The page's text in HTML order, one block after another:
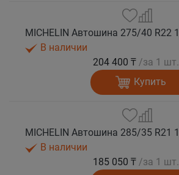
В наличии
204 400 ₸ /за 1 шт.
Купить
В наличии
185 050 ₸ /за 1 шт.